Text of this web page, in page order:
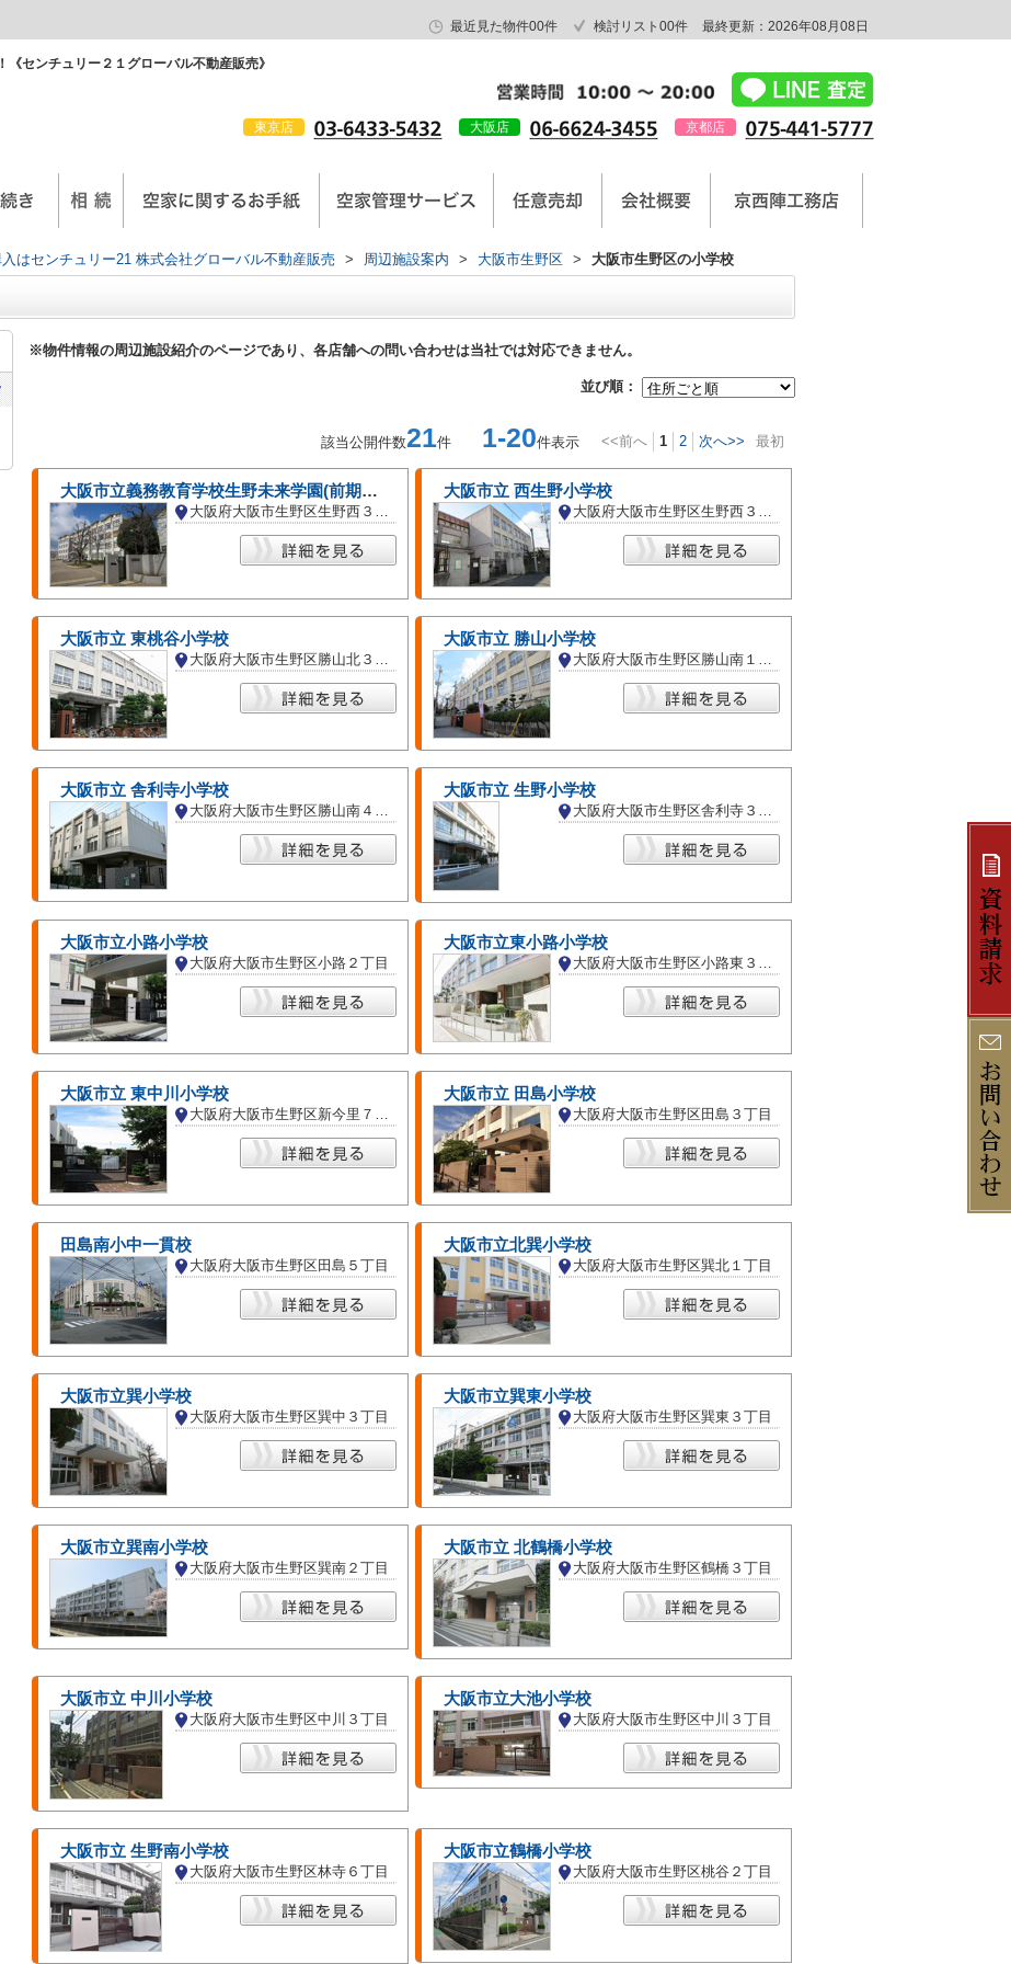
最近見た物件00件 検討リスト 00件 最終更新：2026年08月08日
センチュリー２１グローバル不動産販売》
東京店 大阪店 京都店
はセンチュリー21 株式会社グローバル不動産販売 > 周辺施設案内 > 大阪市生野区 > 大阪市生野区の小学校
※物件情報の周辺施設紹介のページであり、各店舗への問い合わせは当社では対応できません。
並び順：
該当公開件数21件 1-20件表示 <<前へ 1 2 次へ>> 最初
大阪市立義務教育学校生野未来学園(前期課程)
大阪府大阪市生野区生野西３丁目
大阪市立 西生野小学校
大阪府大阪市生野区生野西３丁目
大阪市立 東桃谷小学校
大阪府大阪市生野区勝山北３丁目
大阪市立 勝山小学校
大阪府大阪市生野区勝山南１丁目
大阪市立 舎利寺小学校
大阪府大阪市生野区勝山南４丁目
大阪市立 生野小学校
大阪府大阪市生野区舎利寺３丁目
大阪市立小路小学校
大阪府大阪市生野区小路２丁目
大阪市立東小路小学校
大阪府大阪市生野区小路東３丁目
大阪市立 東中川小学校
大阪府大阪市生野区新今里７丁目
大阪市立 田島小学校
大阪府大阪市生野区田島３丁目
田島南小中一貫校
大阪府大阪市生野区田島５丁目
大阪市立北巽小学校
大阪府大阪市生野区巽北１丁目
大阪市立巽小学校
大阪府大阪市生野区巽中３丁目
大阪市立巽東小学校
大阪府大阪市生野区巽東３丁目
大阪市立巽南小学校
大阪府大阪市生野区巽南２丁目
大阪市立 北鶴橋小学校
大阪府大阪市生野区鶴橋３丁目
大阪市立 中川小学校
大阪府大阪市生野区中川３丁目
大阪市立大池小学校
大阪府大阪市生野区中川３丁目
大阪市立 生野南小学校
大阪府大阪市生野区林寺６丁目
大阪市立鶴橋小学校
大阪府大阪市生野区桃谷２丁目